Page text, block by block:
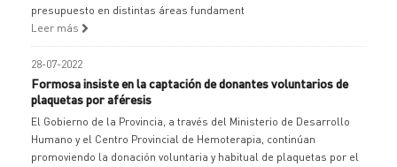
presupuesto en distintas áreas fundament
Leer más
28-07-2022
Formosa insiste en la captación de donantes voluntarios de
plaquetas por aféresis
El Gobierno de la Provincia, a través del Ministerio de Desarrollo
Humano y el Centro Provincial de Hemoterapia, continúan
promoviendo la donación voluntaria y habitual de plaquetas por el